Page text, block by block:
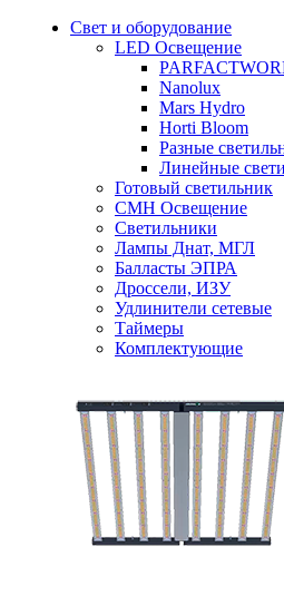
Свет и оборудование
LED Освещение
Nanolux
Mars Hydro
Horti Bloom
Разные
Линейные
Готовый светильник
CMH Освещение
Светильники
Лампы Днат, МГЛ
Балласты ЭПРА
Дроссели, ИЗУ
Удлинители сетевые
Таймеры
Комплектующие